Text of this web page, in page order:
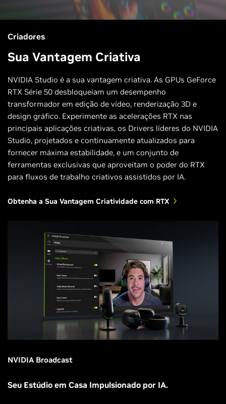
Criadores
Sua Vantagem Criativa
NVIDIA Studio é a sua vantagem criativa. As GPUs GeForce
RTX Série 50 desbloqueiam um desempenho
transformador em edição de vídeo, renderização 3D e
design gráfico. Experimente as acelerações RTX nas
principais aplicações criativas, os Drivers líderes do NVIDIA
Studio, projetados e continuamente atualizados para
fornecer máxima estabilidade, e um conjunto de
ferramentas exclusivas que aproveitam o poder do RTX
para fluxos de trabalho criativos assistidos por IA.
Obtenha a Sua Vantagem Criatividade com RTX
NVIDIA Broadcast
Seu Estúdio em Casa Impulsionado por IA.